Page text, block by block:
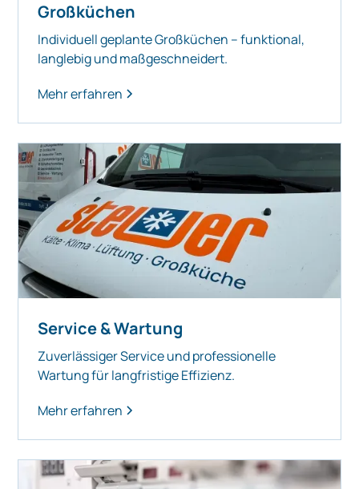
Großküchen
Individuell geplante Großküchen – funktional,
langlebig und maßgeschneidert.
Mehr erfahren
Service & Wartung
Zuverlässiger Service und professionelle
Wartung für langfristige Effizienz.
Mehr erfahren